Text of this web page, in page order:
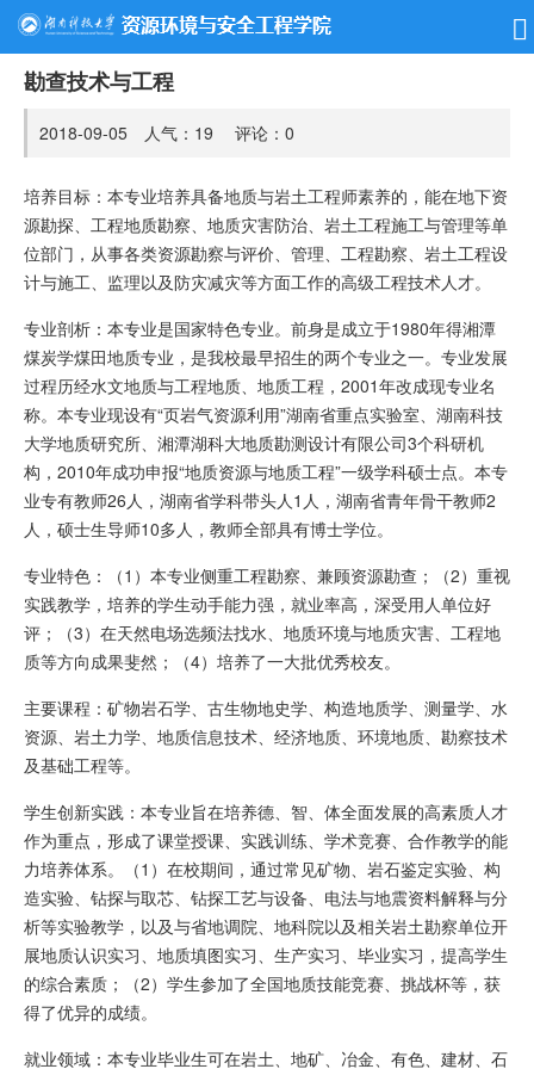
勘查技术与工程
2018-09-05 人气： 19 评论： 0
培养目标：本专业培养具备地质与岩土工程师素养的，能在地下资
源勘探、工程地质勘察、地质灾害防治、岩土工程施工与管理等单
位部门，从事各类资源勘察与评价、管理、工程勘察、岩土工程设
计与施工、监理以及防灾减灾等方面工作的高级工程技术人才。
专业剖析：本专业是国家特色专业。前身是成立于1980年得湘潭
煤炭学煤田地质专业，是我校最早招生的两个专业之一。专业发展
过程历经水文地质与工程地质、地质工程，2001年改成现专业名
称。本专业现设有“页岩气资源利用”湖南省重点实验室、湖南科技
大学地质研究所、湘潭湖科大地质勘测设计有限公司3个科研机
构，2010年成功申报“地质资源与地质工程”一级学科硕士点。本专
业专有教师26人，湖南省学科带头人1人，湖南省青年骨干教师2
人，硕士生导师10多人，教师全部具有博士学位。
专业特色：（1）本专业侧重工程勘察、兼顾资源勘查；（2）重视
实践教学，培养的学生动手能力强，就业率高，深受用人单位好
评；（3）在天然电场选频法找水、地质环境与地质灾害、工程地
质等方向成果斐然；（4）培养了一大批优秀校友。
主要课程：矿物岩石学、古生物地史学、构造地质学、测量学、水
资源、岩土力学、地质信息技术、经济地质、环境地质、勘察技术
及基础工程等。
学生创新实践：本专业旨在培养德、智、体全面发展的高素质人才
作为重点，形成了课堂授课、实践训练、学术竞赛、合作教学的能
力培养体系。（1）在校期间，通过常见矿物、岩石鉴定实验、构
造实验、钻探与取芯、钻探工艺与设备、电法与地震资料解释与分
析等实验教学，以及与省地调院、地科院以及相关岩土勘察单位开
展地质认识实习、地质填图实习、生产实习、毕业实习，提高学生
的综合素质；（2）学生参加了全国地质技能竞赛、挑战杯等，获
得了优异的成绩。
就业领域：本专业毕业生可在岩土、地矿、冶金、有色、建材、石